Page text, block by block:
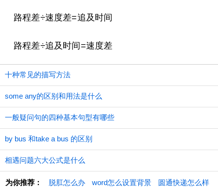
路程差÷速度差=追及时间
路程差÷追及时间=速度差
十种常见的描写方法
some any的区别和用法是什么
一般疑问句的四种基本句型有哪些
by bus 和take a bus 的区别
相遇问题六大公式是什么
为你推荐： 脱肛怎么办 word怎么设置背景 圆通快递怎么样